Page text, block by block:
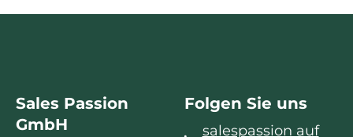
Sales Passion
GmbH
Folgen Sie uns
salespassion auf